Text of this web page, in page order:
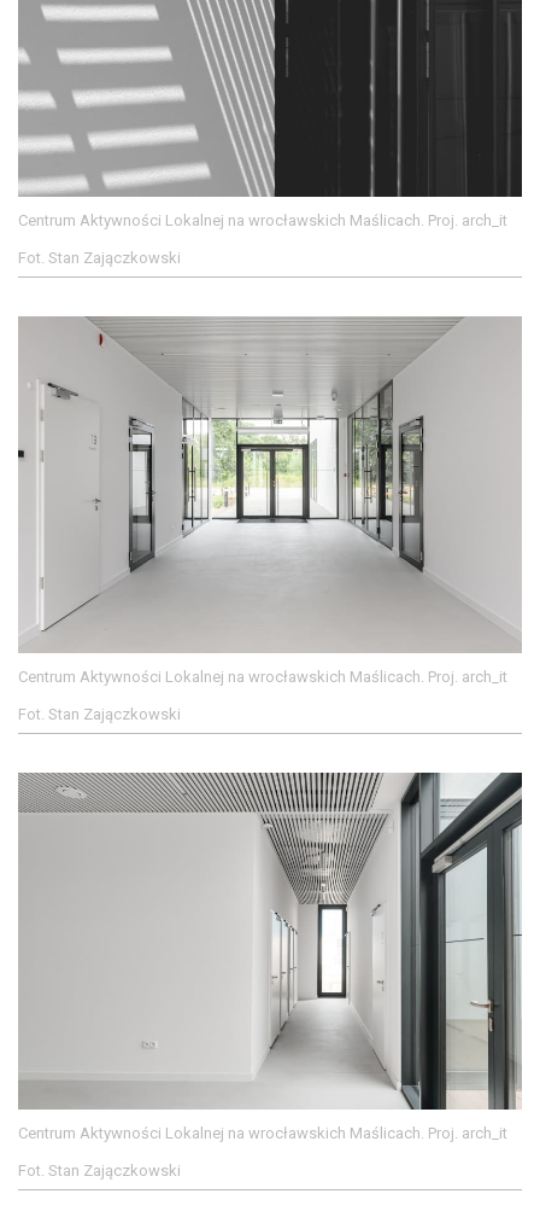
Centrum Aktywności Lokalnej na wrocławskich Maślicach. Proj. arch_it
Fot. Stan Zajączkowski
Centrum Aktywności Lokalnej na wrocławskich Maślicach. Proj. arch_it
Fot. Stan Zajączkowski
Centrum Aktywności Lokalnej na wrocławskich Maślicach. Proj. arch_it
Fot. Stan Zajączkowski